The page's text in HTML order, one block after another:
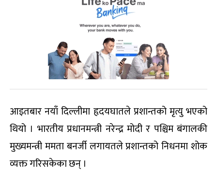
आइतबार नयाँ दिल्लीमा हृदयघातले प्रशान्तको मृत्यु भएको
थियो । भारतीय प्रधानमन्त्री नरेन्द्र मोदी र पश्चिम बंगालकी
मुख्यमन्त्री ममता बनर्जी लगायतले प्रशान्तको निधनमा शोक
व्यक्त गरिसकेका छन् ।